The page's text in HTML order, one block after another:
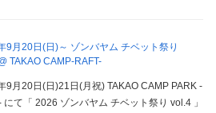
9月20日(日)～ ゾンバヤム チベット祭り
TAKAO CAMP-RAFT-
9月20日(日)21日(月祝) TAKAO CAMP PARK -
にて「 2026 ゾンバヤム チベット祭り vol.4 」